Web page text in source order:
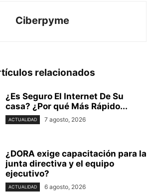
Ciberpyme
relacionados
¿Es Seguro El Internet De Su
casa? ⁢¿Por qué Más Rápido...
ACTUALIDAD 7 agosto, 2026
¿DORA exige capacitación para la
junta directiva y el equipo
ejecutivo?
ACTUALIDAD 6 agosto, 2026